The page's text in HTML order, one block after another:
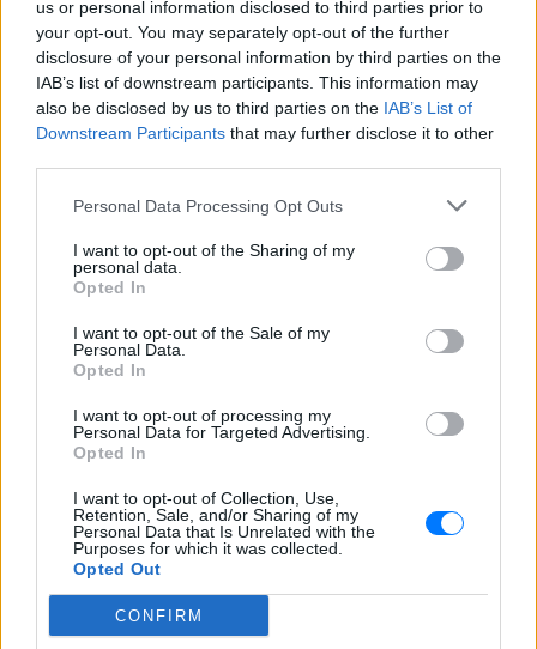
us or personal information disclosed to third parties prior to
your opt-out. You may separately opt-out of the further
disclosure of your personal information by third parties on the
IAB’s list of downstream participants. This information may
also be disclosed by us to third parties on the IAB’s List of
Downstream Participants that may further disclose it to other
Personal Data Processing Opt Outs
I want to opt-out of the Sharing of my
personal data.
Opted In
I want to opt-out of the Sale of my
Personal Data.
Opted In
I want to opt-out of processing my
Personal Data for Targeted Advertising.
Opted In
I want to opt-out of Collection, Use,
Retention, Sale, and/or Sharing of my
Personal Data that Is Unrelated with the
Purposes for which it was collected.
Opted Out
CONFIRM
Η επιστροφή για χάρη της μητέρας
του γιου από τηΓερμανίασυνδέεται με πρόβλημα
υγείας που αντιμετώπιζε η μητέρα του. «Τον
τελευταίο χρόνο είχε φύγει για έξω και η μαμά του
είχε ένα θέμα υγείας και ουσιαστικά γι' αυτό
γύρισε. Είχε κάνει ένα χειρουργείο στο εξωτερικό
και γι' αυτό είχε έρθει, να τη δει, γιατί δεν πήγαινε
Κανείς από τους γνωστούς της οικογένειας δεν
«Τους θυμάμαι που είχανε βγει μαζί, τρώγανε,
γελάγανε. Φαίνονταν αγαπημένοι. Καλά ήτανε»,
κατέληξε ο φίλος του
ολόκληρη την τοπική κοινωνία του
αναμένει τις επίσημες απαντήσεις για τα αίτια της